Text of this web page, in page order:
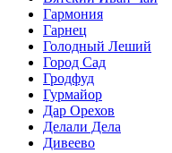
Гармония
Гарнец
Голодный Леший
Город Сад
Гродфуд
Гурмайор
Дар Орехов
Делали Дела
Дивеево